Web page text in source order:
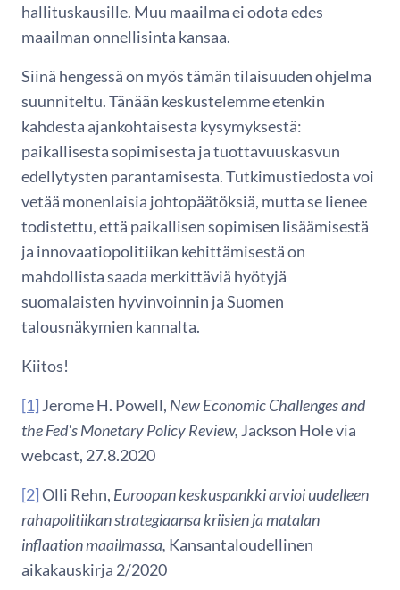
hallituskausille. Muu maailma ei odota edes
maailman onnellisinta kansaa.
Siinä hengessä on myös tämän tilaisuuden ohjelma
suunniteltu. Tänään keskustelemme etenkin
kahdesta ajankohtaisesta kysymyksestä:
paikallisesta sopimisesta ja tuottavuuskasvun
edellytysten parantamisesta. Tutkimustiedosta voi
vetää monenlaisia johtopäätöksiä, mutta se lienee
todistettu, että paikallisen sopimisen lisäämisestä
ja innovaatiopolitiikan kehittämisestä on
mahdollista saada merkittäviä hyötyjä
suomalaisten hyvinvoinnin ja Suomen
talousnäkymien kannalta.
Kiitos!
[1] Jerome H. Powell, New Economic Challenges and
the Fed's Monetary Policy Review, Jackson Hole via
webcast, 27.8.2020
[2]Olli Rehn, Euroopan keskuspankki arvioi uudelleen
rahapolitiikan strategiaansa kriisien ja matalan
inflaation maailmassa, Kansantaloudellinen
aikakauskirja 2/2020